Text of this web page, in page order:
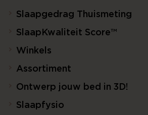
Slaapgedrag Thuismeting
SlaapKwaliteit Score™
Winkels
Assortiment
Ontwerp jouw bed in 3D!
Slaapfysio